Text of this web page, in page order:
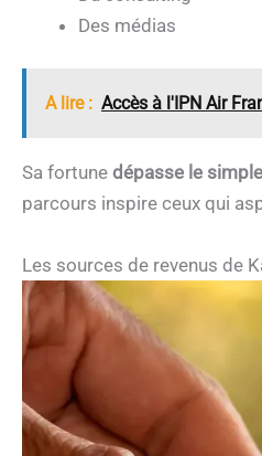
Des médias
A lire : Accès à l'IPN Air
Sa fortune dépasse le
parcours inspire ceux qui
Les sources de revenus de